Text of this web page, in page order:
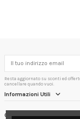
Resta aggiornato su sconti ed
cancellare quando vuoi.
Informazioni Utili
Contact us